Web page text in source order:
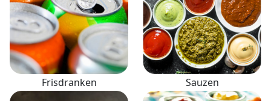
Frisdranken Sauzen